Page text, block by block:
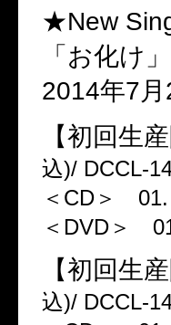
★New
「お化け」
2014年7月
【初回生
込)/ DCCL-
＜CD＞
＜DVD＞
【初回生
込)/ DCCL-